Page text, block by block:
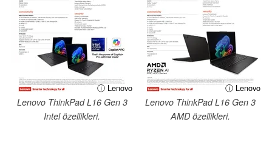
ⓘ Lenovo
Lenovo ThinkPad L16 Gen 3
Intel özellikleri.
ⓘ Lenovo
Lenovo ThinkPad L16 Gen 3
AMD özellikleri.